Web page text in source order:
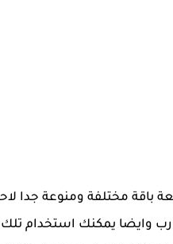
باقة مختلفة ومنوعة
وايضا يمكنك استخدام